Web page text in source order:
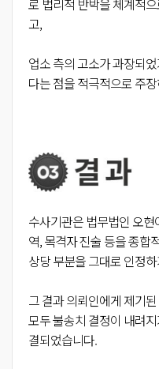
로 법리적 반박을 체계적
고,
업소 측의 고소가 과장되
다는 점을 적극적으로 주
수사기관은 법무법인 오현
역, 목격자 진술 등을 종합
상당 부분을 그대로 인정
그 결과 의뢰인에게 제기
모두 불송치 결정이 내려
결되었습니다.